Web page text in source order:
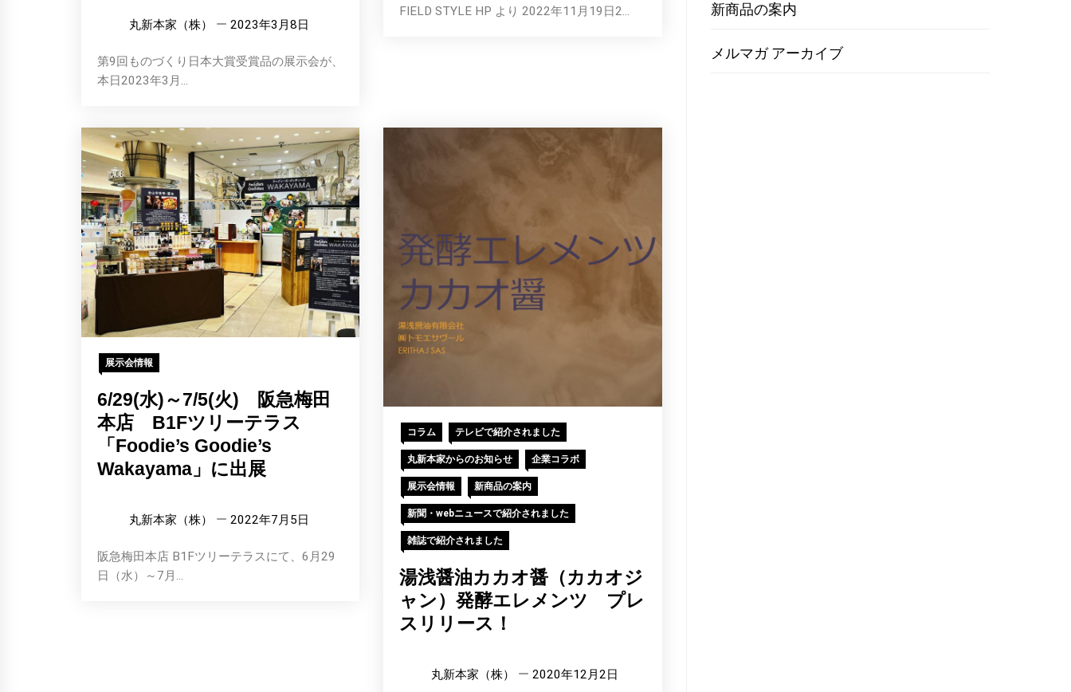
丸新本家（株） 2023年3月8日
第9回ものづくり日本大賞受賞品の展示会が、
本日2023年3月...
FIELD STYLE HP より 2022年11月19日2...
展示会情報
6/29(水)～7/5(火) 阪急梅田
本店 B1Fツリーテラス
「Foodie’s Goodie’s
Wakayama」に出展
丸新本家（株） 2022年7月5日
阪急梅田本店 B1Fツリーテラスにて、6月29
日（水）～7月...
コラム テレビで紹介されました
丸新本家からのお知らせ 企業コラボ
展示会情報 新商品の案内
新聞・webニュースで紹介されました
雑誌で紹介されました
湯浅醤油カカオ醤（カカオジ
ャン）発酵エレメンツ プレ
スリリース！
丸新本家（株） 2020年12月2日
新商品の案内
メルマガ アーカイブ